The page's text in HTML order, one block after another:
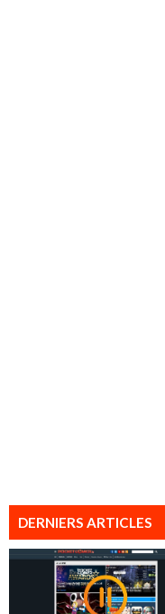
DERNIERS ARTICLES